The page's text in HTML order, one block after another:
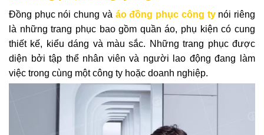
Đồng phục nói chung và áo đồng phục công tynói riêng
là những trang phục bao gồm quần áo, phụ kiện có cung
thiết kế, kiểu dáng và màu sắc. Những trang phục được
diện bởi tập thể nhân viên và người lao động đang làm
việc trong cùng một công ty hoặc doanh nghiệp.